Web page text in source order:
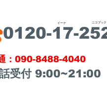
​イーナ ニコブック
​0120-17-
：090-8488-4040
受付 9:00~21:00